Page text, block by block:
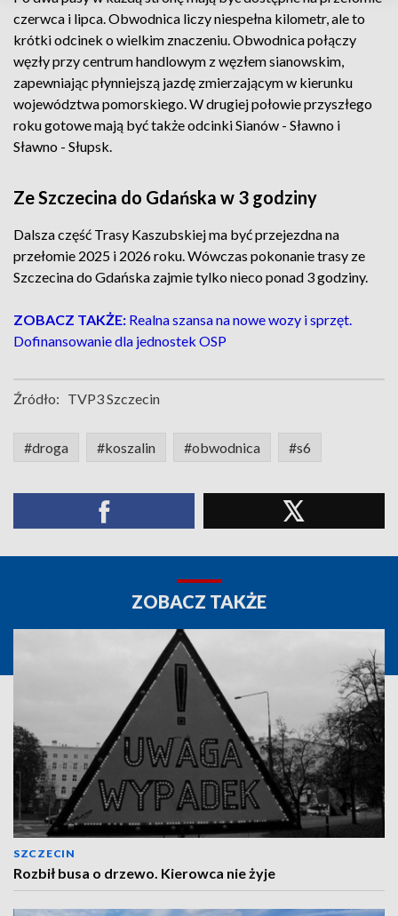
czerwca i lipca. Obwodnica liczy niespełna kilometr, ale to
krótki odcinek o wielkim znaczeniu. Obwodnica połączy
węzły przy centrum handlowym z węzłem sianowskim,
zapewniając płynniejszą jazdę zmierzającym w kierunku
województwa pomorskiego. W drugiej połowie przyszłego
roku gotowe mają być także odcinki Sianów - Sławno i
Sławno - Słupsk.
Ze Szczecina do Gdańska w 3 godziny
Dalsza część Trasy Kaszubskiej ma być przejezdna na
przełomie 2025 i 2026 roku. Wówczas pokonanie trasy ze
Szczecina do Gdańska zajmie tylko nieco ponad 3 godziny.
ZOBACZ TAKŻE: Realna szansa na nowe wozy i sprzęt.
Dofinansowanie dla jednostek OSP
Źródło: TVP3 Szczecin
#droga #koszalin #obwodnica #s6
ZOBACZ TAKŻE
SZCZECIN
Rozbił busa o drzewo. Kierowca nie żyje